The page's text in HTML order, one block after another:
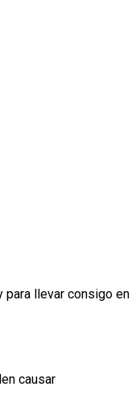
para llevar consigo en
causar